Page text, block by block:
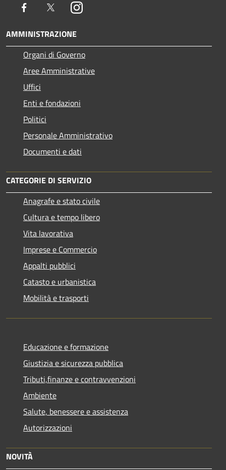
Facebook TwitterInstagram
AMMINISTRAZIONE
Organi di Governo
Aree Amministrative
Uffici
Enti e fondazioni
Politici
Personale Amministrativo
Documenti e dati
CATEGORIE DI SERVIZIO
Anagrafe e stato civile
Cultura e tempo libero
Vita lavorativa
Imprese e Commercio
Appalti pubblici
Catasto e urbanistica
Mobilità e trasporti
Educazione e formazione
Giustizia e sicurezza pubblica
Tributi,finanze e contravvenzioni
Ambiente
Salute, benessere e assistenza
Autorizzazioni
NOVITÀ